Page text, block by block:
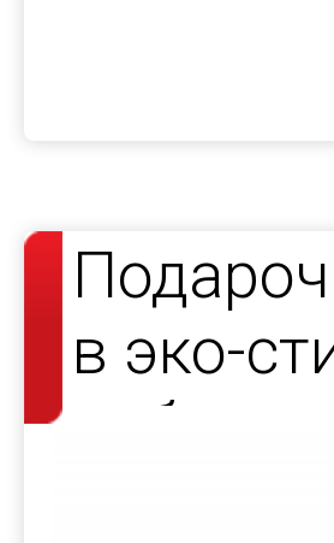
в эко-
набора